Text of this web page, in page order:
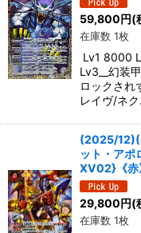
59,800円(
在庫数 1枚
Lv1 8000
Lv3__幻装
ロックされ
レイヴ/ネ
(2025/
ット・ア
XV02}《赤
29,800円(
在庫数 1枚